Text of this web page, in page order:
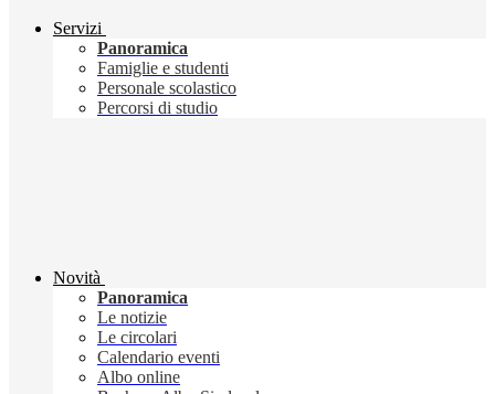
Servizi
Panoramica
Famiglie e studenti
Personale scolastico
Percorsi di studio
Novità
Panoramica
Le notizie
Le circolari
Calendario eventi
Albo online